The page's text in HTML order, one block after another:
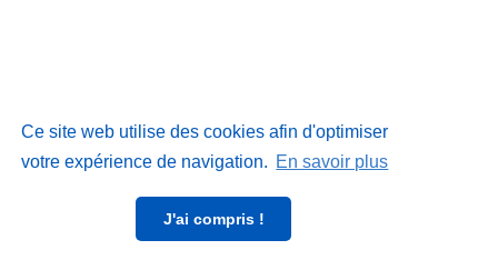
Ce site web utilise des cookies afin d'optimiser
votre expérience de navigation. En savoir plus
J'ai compris !